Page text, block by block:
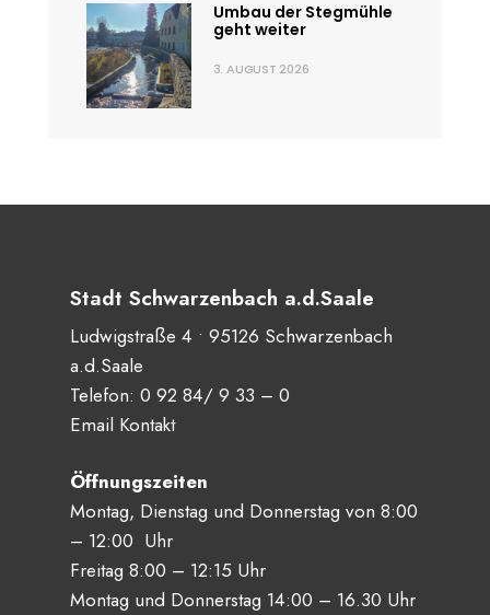
Umbau der Stegmühle
geht weiter
3. AUGUST 2026
Stadt Schwarzenbach a.d.Saale
Ludwigstraße 4 • 95126 Schwarzenbach
a.d.Saale
Telefon: 0 92 84/ 9 33 – 0
Email Kontakt
Öffnungszeiten
Montag, Dienstag und Donnerstag von 8:00
– 12:00 Uhr
Freitag 8:00 – 12:15 Uhr
Montag und Donnerstag 14:00 – 16.30 Uhr